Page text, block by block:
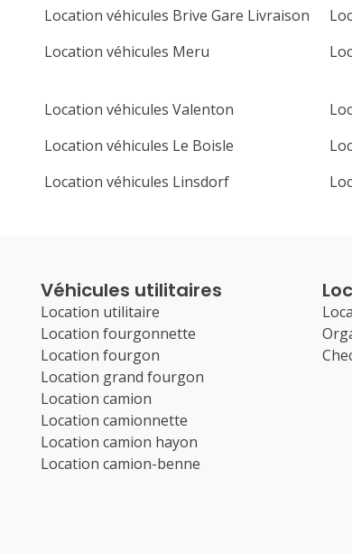
Location véhicules Brive Gare Livraison
Location véhicules Meru
Location véhicules Valenton
Location véhicules Le Boisle
Location véhicules Linsdorf
Véhicules utilitaires
Location utilitaire
Location fourgonnette
Location fourgon
Location grand fourgon
Location camion
Location camionnette
Location camion hayon
Location camion-benne